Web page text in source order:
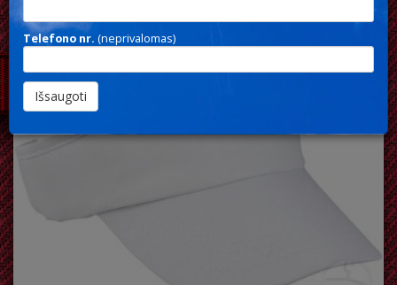
SUN VISOR
Telefono nr. (neprivalomas)